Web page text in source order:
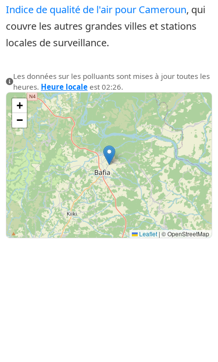
Indice de qualité de l'air pour Cameroun, qui
couvre les autres grandes villes et stations
locales de surveillance.
Les données sur les polluants sont mises à jour toutes les
heures. Heure locale est 02:26.
+
−
Leaflet | © OpenStreetMap